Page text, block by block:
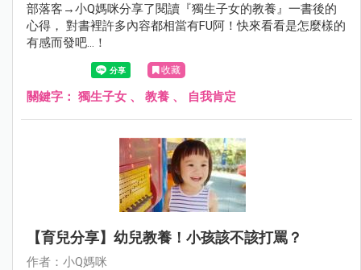
部落客→小Q媽咪分享了閱讀『獨生子女的教養』一書後的
心得， 對書裡許多內容都相當有FU阿！快來看看是怎麼樣的
有感而發吧…！
收藏
關鍵字： 獨生子女 、 教養 、 自我肯定
【育兒分享】幼兒教養！小孩該不該打罵？
作者：小Q媽咪